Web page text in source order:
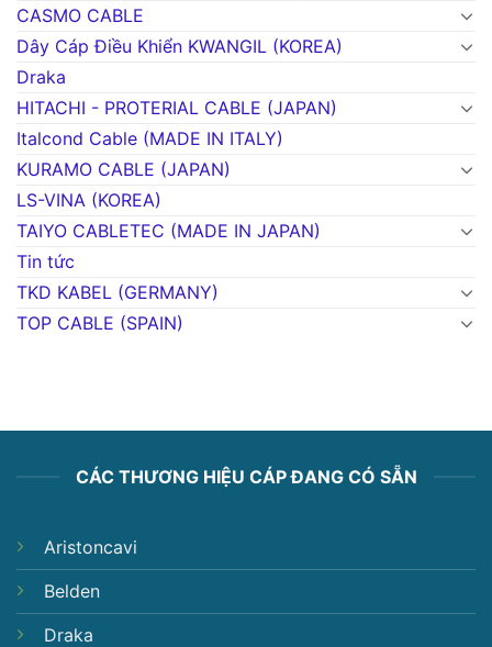
CASMO CABLE
Dây Cáp Điều Khiển KWANGIL (KOREA)
Draka
HITACHI - PROTERIAL CABLE (JAPAN)
Italcond Cable (MADE IN ITALY)
KURAMO CABLE (JAPAN)
LS-VINA (KOREA)
TAIYO CABLETEC (MADE IN JAPAN)
Tin tức
TKD KABEL (GERMANY)
TOP CABLE (SPAIN)
CÁC THƯƠNG HIỆU CÁP ĐANG CÓ SẴN
Aristoncavi
Belden
Draka